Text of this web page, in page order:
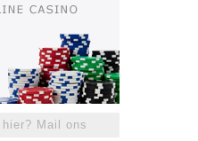
Mail ons